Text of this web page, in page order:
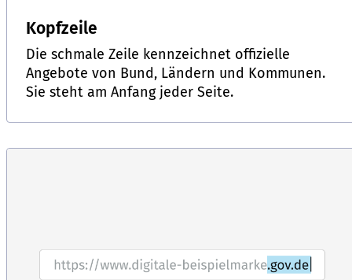
Kopfzeile
Die schmale Zeile kennzeichnet offizielle
Angebote von Bund, Ländern und Kommunen.
Sie steht am Anfang jeder Seite.